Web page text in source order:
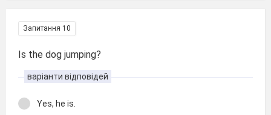
Запитання 10
Is the dog jumping?
варіанти відповідей
Yes, he is.